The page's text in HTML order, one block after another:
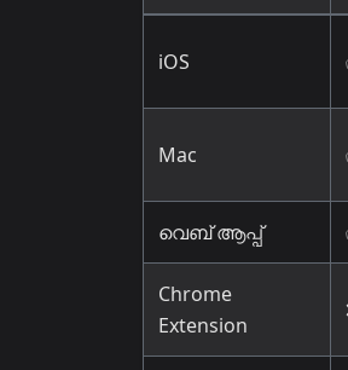
iOS
Mac
വെബ് ആപ്പ്
Chrome
Extension